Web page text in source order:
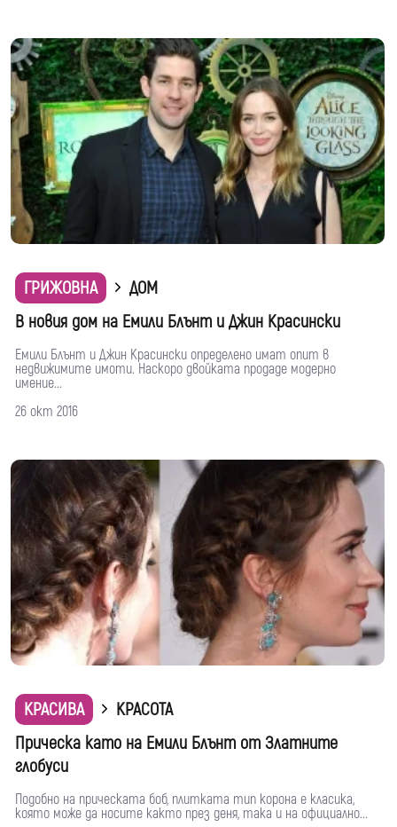
ГРИЖОВНА
ДОМ
В новия дом на Емили Блънт и Джин Красински
Емили Блънт и Джин Красински определено имат опит в
недвижимите имоти. Наскоро двойката продаде модерно
имение...
26 окт 2016
КРАСИВА
КРАСОТА
Прическа като на Емили Блънт от Златните
глобуси
Подобно на прическата боб, плитката тип корона е класика,
която може да носите както през деня, така и на официално...